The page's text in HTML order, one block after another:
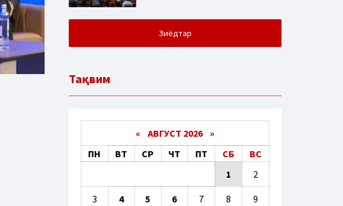
Зиёдтар
Тақвим
« АВГУСТ 2026 »
ПН
ВТ СР ЧТ ПТ СБ
ВС
1
2
3 4 5 6 7 8 9